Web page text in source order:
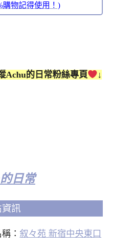
購物記得使用！)
Achu的日常粉絲專頁 ↓
日常
訊
： 叙々苑 新宿中央東口